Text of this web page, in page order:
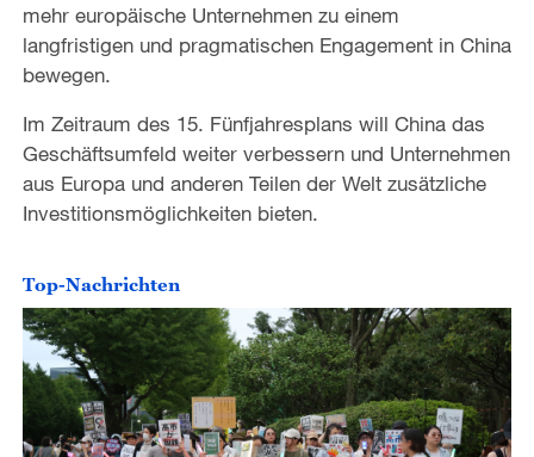
mehr europäische Unternehmen zu einem
langfristigen und pragmatischen Engagement in China
bewegen.
Im Zeitraum des 15. Fünfjahresplans will China das
Geschäftsumfeld weiter verbessern und Unternehmen
aus Europa und anderen Teilen der Welt zusätzliche
Investitionsmöglichkeiten bieten.
Top-Nachrichten